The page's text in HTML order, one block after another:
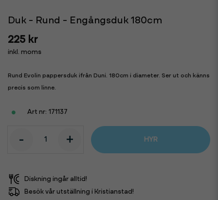
Duk - Rund - Engångsduk 180cm
225 kr
inkl. moms
Rund Evolin pappersduk ifrån Duni. 180cm i diameter. Ser ut och känns
precis som linne.
171137
- + HYR
Diskning ingår alltid!
Besök vår utställning i Kristianstad!